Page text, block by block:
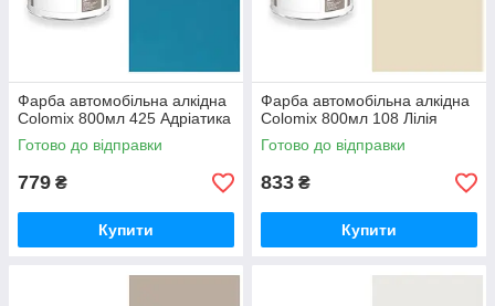
Фарба автомобільна алкідна
Colomix 800мл 425 Адріатика
Готово до відправки
779 ₴
Купити
Фарба автомобільна алкідна
Colomix 800мл 108 Лілія
Готово до відправки
833 ₴
Купити